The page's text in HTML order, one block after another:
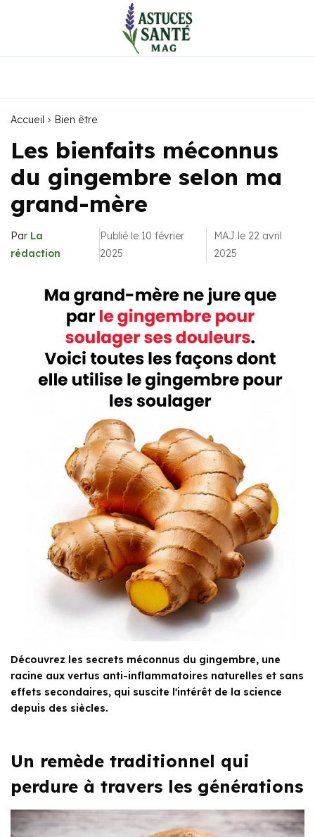
Accueil Bien être
Les bienfaits méconnus
du gingembre selon ma
grand-mère
Par La
rédaction
Publié le 10 février
2025
MAJ le 22 avril
2025
Découvrez les secrets méconnus du gingembre, une
racine aux vertus anti-inflammatoires naturelles et sans
effets secondaires, qui suscite l'intérêt de la science
depuis des siècles.
Un remède traditionnel qui
perdure à travers les générations